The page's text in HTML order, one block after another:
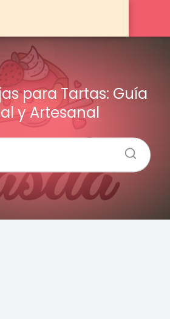
para Tartas: Guía
y Artesanal